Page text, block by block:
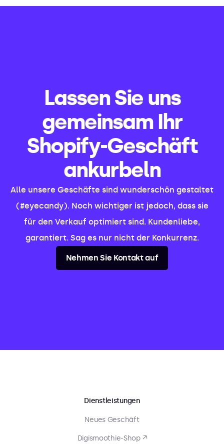
Lassen Sie uns
gemeinsam Ihr
Shopify-Geschäft
ankurbeln
Alle unsere Geschäfte sind wunderschön gestaltet
(#eyecandy). Noch wichtiger ist jedoch, dass sie
für den Verkauf optimiert sind. Kundenliebe,
garantiert. Sag es nur nicht der Konkurrenz.
Nehmen Sie Kontakt auf
Dienstleistungen
Neues Geschäft
Digismoothie-Shop ↗